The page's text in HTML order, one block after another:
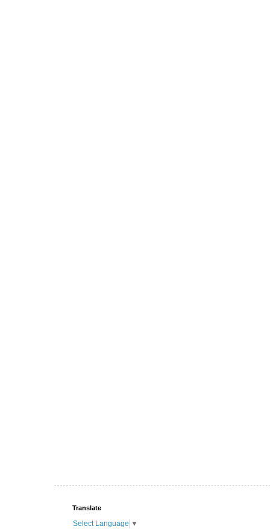
Translate
Select Language ▼